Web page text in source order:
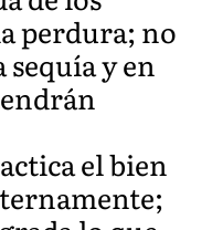
perdura; no
y en
el bien